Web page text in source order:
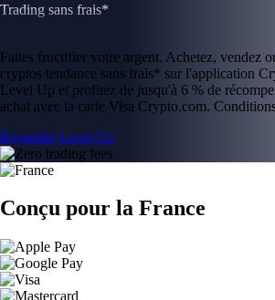
Trading sans frais*
Faites fructifier votre argent. Achetez, vendez
cryptos tendance sans frais* sur l'application
Level Up et profitez de jusqu'à 6 % de
achat avec la carte Visa Crypto.com.
Rejoindre Level Up
Conçu pour la France